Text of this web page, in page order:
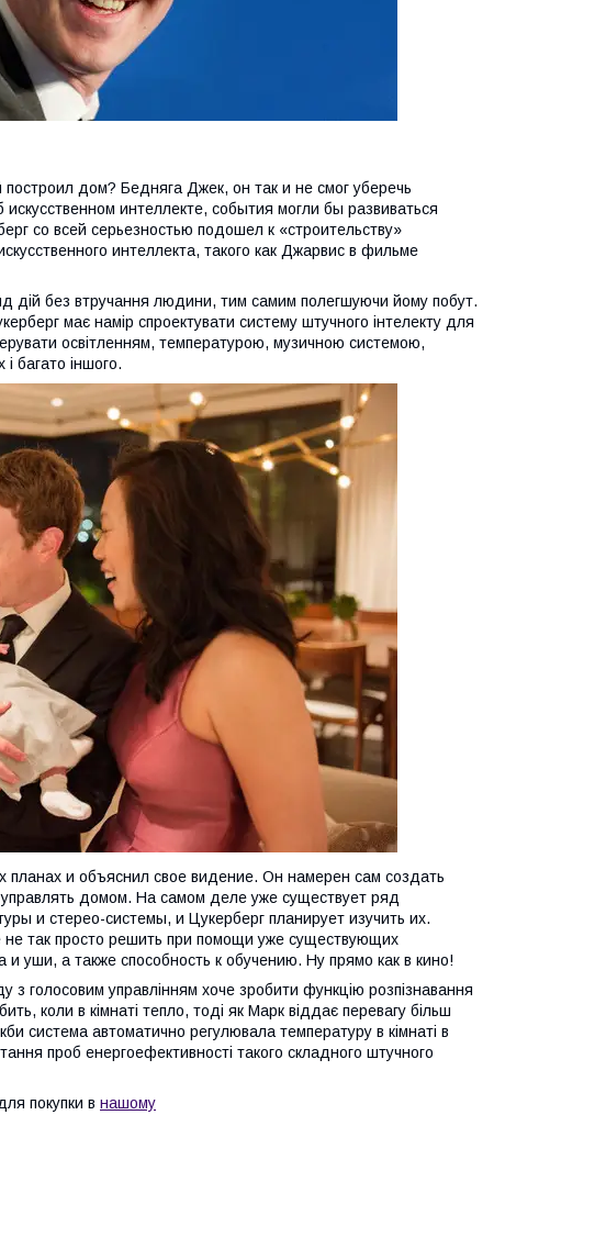
дом? Бедняга Джек, он так и не смог уберечь
интеллекте, события могли бы развиваться
со всей серьезностью подошел к «строительству»
интеллекта, такого как Джарвис в фильме
дій без втручання людини, тим самим полегшуючи йому побут.
має намір спроектувати систему штучного інтелекту для
освітленням, температурою, музичною системою,
багато іншого.
планах и объяснил свое видение. Он намерен сам создать
домом. На самом деле уже существует ряд
и стерео-системы, и Цукерберг планирует изучить их.
так просто решить при помощи уже существующих
уши, а также способность к обучению. Ну прямо как в кино!
з голосовим управлінням хоче зробити функцію розпізнавання
коли в кімнаті тепло, тоді як Марк віддає перевагу більш
система автоматично регулювала температуру в кімнаті в
проб енергоефективності такого складного штучного
покупки в нашому